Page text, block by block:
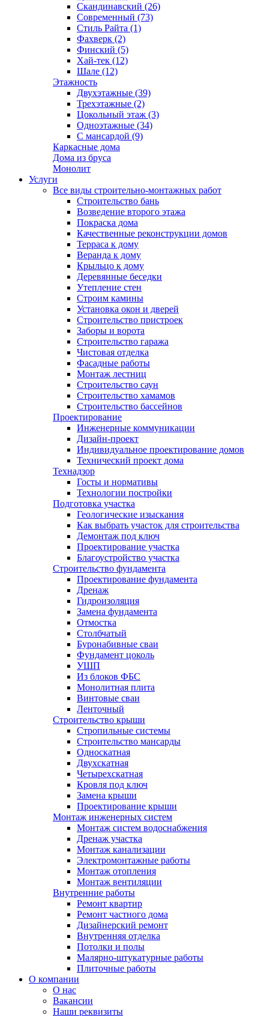
Скандинавский (26)
Современный (73)
Стиль Райта (1)
Фахверк (2)
Финский (5)
Хай-тек (12)
Шале (12)
Этажность
Двухэтажные (39)
Трехэтажные (2)
Цокольный этаж (3)
Одноэтажные (34)
С мансардой (9)
Каркасные дома
Дома из бруса
Монолит
Услуги
Все виды строительно-монтажных работ
Строительство бань
Возведение второго этажа
Покраска дома
Качественные реконструкции домов
Терраса к дому
Веранда к дому
Крыльцо к дому
Деревянные беседки
Утепление стен
Строим камины
Установка окон и дверей
Строительство пристроек
Заборы и ворота
Строительство гаража
Чистовая отделка
Фасадные работы
Монтаж лестниц
Строительство саун
Строительство хамамов
Строительство бассейнов
Проектирование
Инженерные коммуникации
Дизайн-проект
Индивидуальное проектирование домов
Технический проект дома
Технадзор
Госты и нормативы
Технологии постройки
Подготовка участка
Геологические изыскания
Как выбрать участок для строительства
Демонтаж под ключ
Проектирование участка
Благоустройство участка
Строительство фундамента
Проектирование фундамента
Дренаж
Гидроизоляция
Замена фундамента
Отмостка
Столбчатый
Буронабивные сваи
Фундамент цоколь
УШП
Из блоков ФБС
Монолитная плита
Винтовые сваи
Ленточный
Строительство крыши
Стропильные системы
Строительство мансарды
Односкатная
Двухскатная
Четырехскатная
Кровля под ключ
Замена крыши
Проектирование крыши
Монтаж инженерных систем
Монтаж систем водоснабжения
Дренаж участка
Монтаж канализации
Электромонтажные работы
Монтаж отопления
Монтаж вентиляции
Внутренние работы
Ремонт квартир
Ремонт частного дома
Дизайнерский ремонт
Внутренняя отделка
Потолки и полы
Малярно-штукатурные работы
Плиточные работы
О компании
О нас
Вакансии
Наши реквизиты